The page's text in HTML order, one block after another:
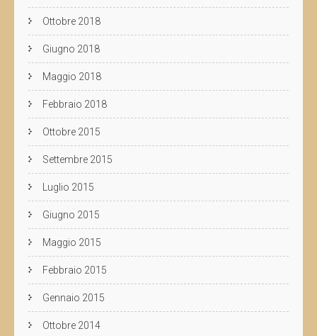
Ottobre 2018
Giugno 2018
Maggio 2018
Febbraio 2018
Ottobre 2015
Settembre 2015
Luglio 2015
Giugno 2015
Maggio 2015
Febbraio 2015
Gennaio 2015
Ottobre 2014